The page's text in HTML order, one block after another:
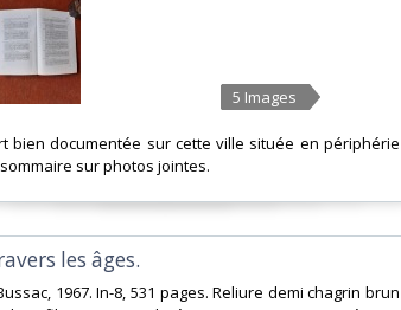
5 Images
bien documentée sur cette ville située en périphérie
sur photos jointes.
les âges.
1967. In-8, 531 pages. Reliure demi chagrin brun